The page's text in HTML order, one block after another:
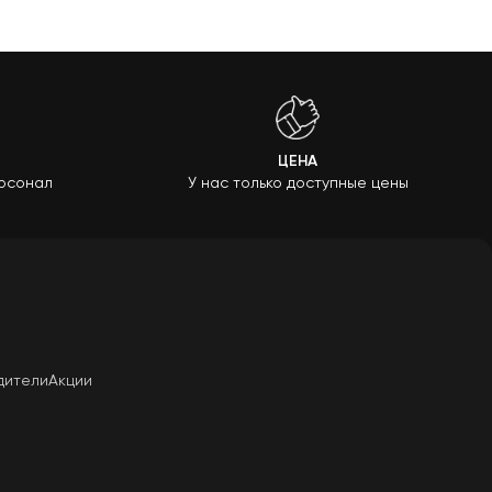
ЦЕНА
У нас только доступные цены
Акции